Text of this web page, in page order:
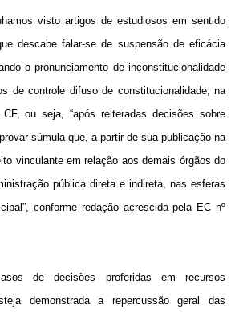
visto artigos de estudiosos em sentido
descabe falar-se de suspensão de eficácia
o pronunciamento de inconstitucionalidade
de controle difuso de constitucionalidade, na
ou seja, “após reiteradas decisões sobre
súmula que, a partir de sua publicação na
vinculante em relação aos demais órgãos do
pública direta e indireta, nas esferas
conforme redação acrescida pela EC nº
de decisões proferidas em recursos
demonstrada a repercussão geral das